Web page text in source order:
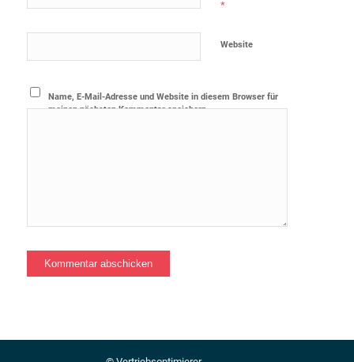
*
Website
Name, E-Mail-Adresse und Website in diesem Browser für
meinen nächsten Kommentar speichern.